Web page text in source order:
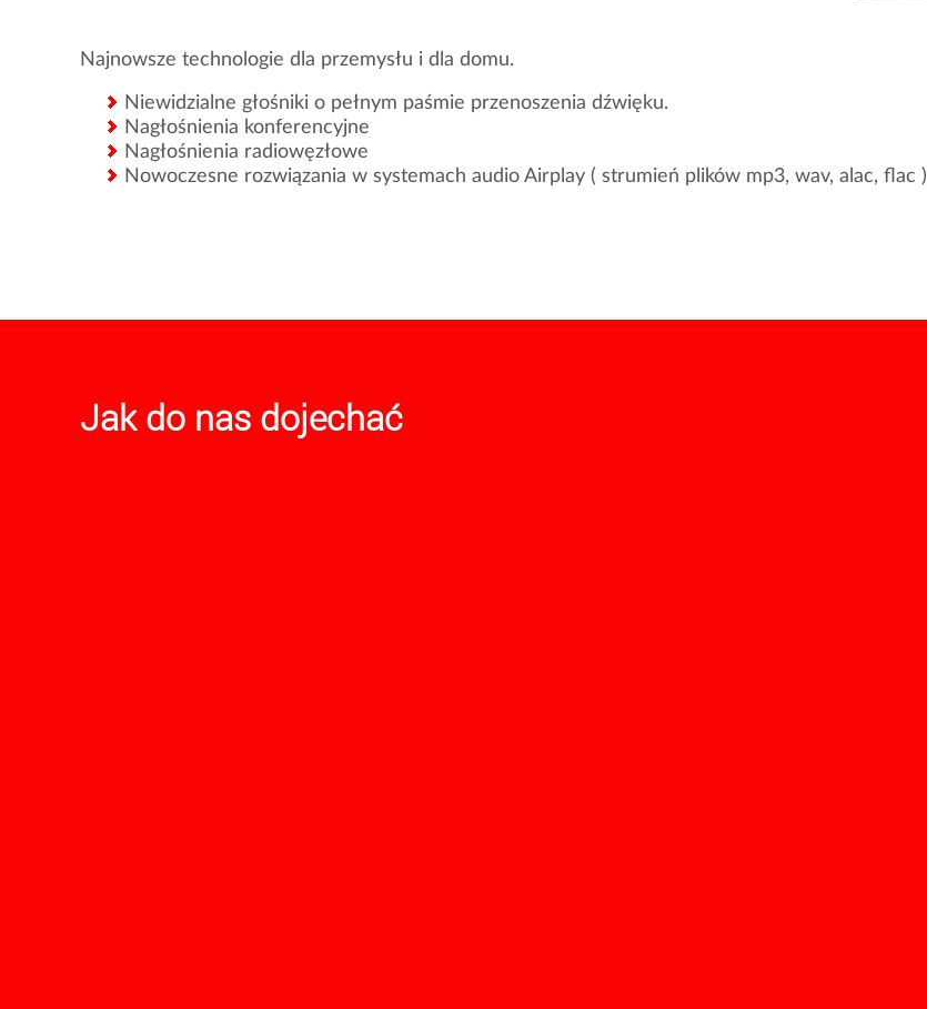
Najnowsze technologie dla przemysłu i dla domu.
Niewidzialne głośniki o pełnym paśmie przenoszenia dźwięku.
Nagłośnienia konferencyjne
Nagłośnienia radiowęzłowe
Nowoczesne rozwiązania w systemach audio Airplay ( strumień plików mp3, wav, alac, flac )
Jak do nas dojechać